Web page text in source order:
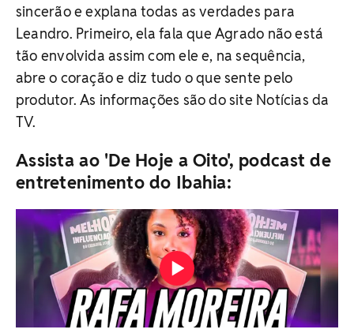
sincerão e explana todas as verdades para
Leandro. Primeiro, ela fala que Agrado não está
tão envolvida assim com ele e, na sequência,
abre o coração e diz tudo o que sente pelo
produtor. As informações são do site Notícias da
TV.
Assista ao 'De Hoje a Oito', podcast de
entretenimento do Ibahia: